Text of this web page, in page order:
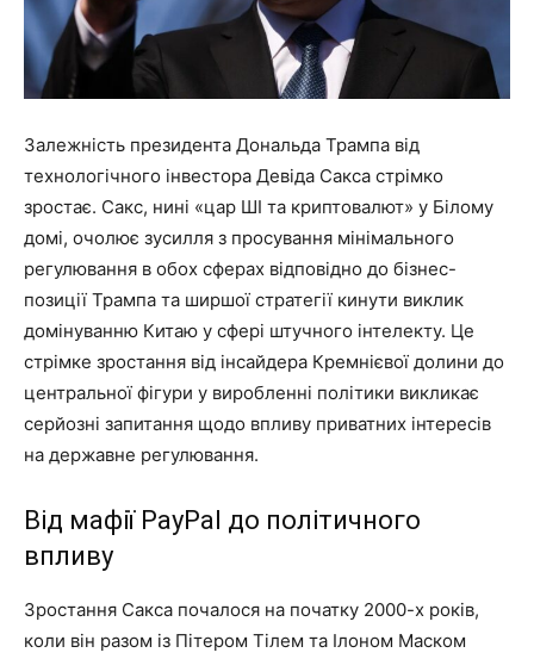
Залежність президента Дональда Трампа від
технологічного інвестора Девіда Сакса стрімко
зростає. Сакс, нині «цар ШІ та криптовалют» у Білому
домі, очолює зусилля з просування мінімального
регулювання в обох сферах відповідно до бізнес-
позиції Трампа та ширшої стратегії кинути виклик
домінуванню Китаю у сфері штучного інтелекту. Це
стрімке зростання від інсайдера Кремнієвої долини до
центральної фігури у виробленні політики викликає
серйозні запитання щодо впливу приватних інтересів
на державне регулювання.
Від мафії PayPal до політичного
впливу
Зростання Сакса почалося на початку 2000-х років,
коли він разом із Пітером Тілем та Ілоном Маском